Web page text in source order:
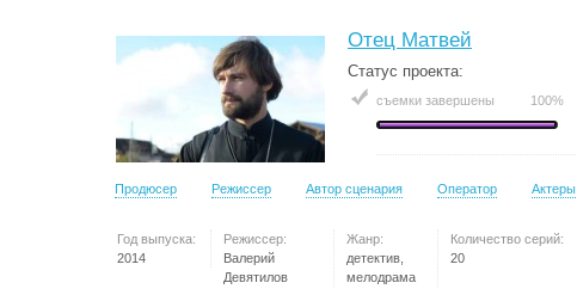
Отец Матвей
Статус проекта:
съемки завершены 100%
Продюсер Режиссер Автор сценария Оператор Актеры
Год выпуска:
2014
Режиссер:
Валерий
Девятилов
Жанр:
детектив,
мелодрама
Количество серий:
20